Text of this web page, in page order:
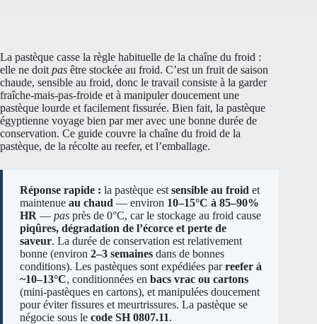
La pastèque casse la règle habituelle de la chaîne du froid :
elle ne doit pas être stockée au froid. C’est un fruit de saison
chaude, sensible au froid, donc le travail consiste à la garder
fraîche-mais-pas-froide et à manipuler doucement une
pastèque lourde et facilement fissurée. Bien fait, la pastèque
égyptienne voyage bien par mer avec une bonne durée de
conservation. Ce guide couvre la chaîne du froid de la
pastèque, de la récolte au reefer, et l’emballage.
Réponse rapide : la pastèque est sensible au froid et
maintenue au chaud — environ 10–15°C à 85–90%
HR — pas près de 0°C, car le stockage au froid cause
piqûres, dégradation de l’écorce et perte de
saveur. La durée de conservation est relativement
bonne (environ 2–3 semaines dans de bonnes
conditions). Les pastèques sont expédiées parreefer à
~10–13°C, conditionnées en bacs vrac ou cartons
(mini-pastèques en cartons), et manipulées doucement
pour éviter fissures et meurtrissures. La pastèque se
négocie sous le code SH 0807.11.